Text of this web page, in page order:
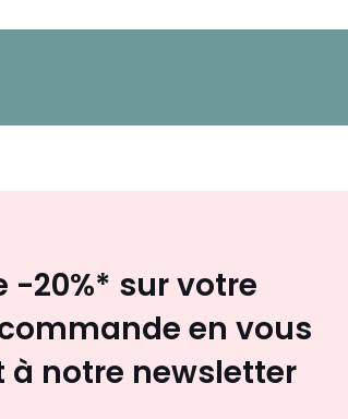
-20%* sur votre
en vous
notre newsletter